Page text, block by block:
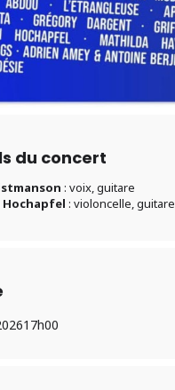
du concert
: voix, guitare
Hochapfel : violoncelle, guitare
17h00